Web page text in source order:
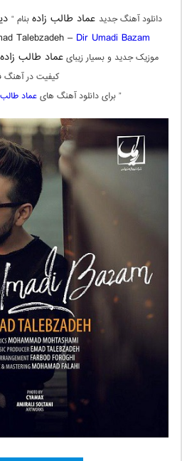
دانلود آهنگ جدید عماد طالب زادهبنام “
Talebzadeh – Dir Umadi Bazam
موزیک جدید و بسیار زیبایعماد طالب زاده
کیفیت در آهنگ
” برای دانلود آهنگ هایعماد